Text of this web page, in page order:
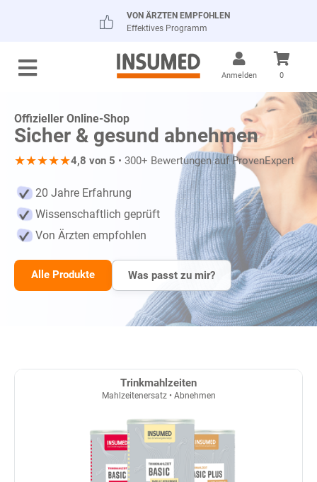
Anmelden 0
VON ÄRZTEN EMPFOHLEN
Effektives Programm
Offizieller Online-Shop
Sicher & gesund abnehmen
★★★★★4,8 von 5 • 300+ Bewertungen auf ProvenExpert
20 Jahre Erfahrung
Wissenschaftlich geprüft
Von Ärzten empfohlen
Alle Produkte Was passt zu mir?
Trinkmahlzeiten
Mahlzeitenersatz • Abnehmen